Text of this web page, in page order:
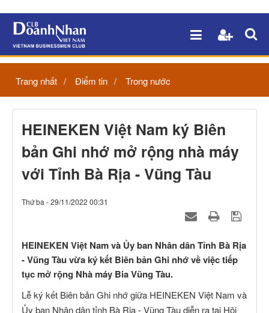
Trang nhất Điểm tin Trong nước
HEINEKEN Việt Nam ký Biên
bản Ghi nhớ mở rộng nhà máy
với Tỉnh Bà Rịa - Vũng Tàu
Thứ ba - 29/11/2022 00:31
HEINEKEN Việt Nam và Ủy ban Nhân dân Tỉnh Bà Rịa
- Vũng Tàu vừa ký kết Biên bản Ghi nhớ về việc tiếp
tục mở rộng Nhà máy Bia Vũng Tàu.
Lễ ký kết Biên bản Ghi nhớ giữa HEINEKEN Việt Nam và
Ủy ban Nhân dân tỉnh Bà Rịa - Vũng Tàu diễn ra tại Hội